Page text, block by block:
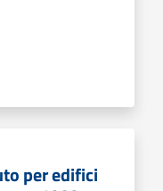
per edifici